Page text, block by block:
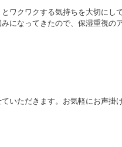
ワクワクする気持ちを大切に
になってきたので、保湿重視の
いただきます。お気軽にお声掛